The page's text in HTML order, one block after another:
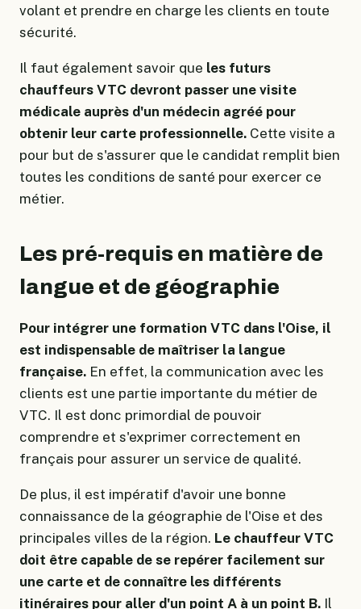
volant et prendre en charge les clients en toute
sécurité.
Il faut également savoir que les futurs
chauffeurs VTC devront passer une visite
médicale auprès d'un médecin agréé pour
obtenir leur carte professionnelle. Cette visite a
pour but de s'assurer que le candidat remplit bien
toutes les conditions de santé pour exercer ce
métier.
Les pré-requis en matière de
langue et de géographie
Pour intégrer une formation VTC dans l'Oise, il
est indispensable de maîtriser la langue
française. En effet, la communication avec les
clients est une partie importante du métier de
VTC. Il est donc primordial de pouvoir
comprendre et s'exprimer correctement en
français pour assurer un service de qualité.
De plus, il est impératif d'avoir une bonne
connaissance de la géographie de l'Oise et des
principales villes de la région. Le chauffeur VTC
doit être capable de se repérer facilement sur
une carte et de connaître les différents
itinéraires pour aller d'un point A à un point B. Il